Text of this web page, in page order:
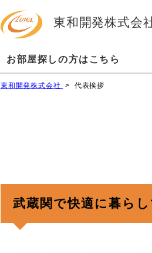
東和開発株式会
お部屋探しの方はこちら
東和開発株式会社 > 代表挨拶
武蔵関で快適に暮らし